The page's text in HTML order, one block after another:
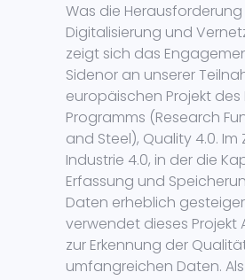
Was die
Digitalisierung und
zeigt sich das
Sidenor an unserer
europäischen Projekt des
Programms (Research
and Steel), Quality 4.0.
Industrie 4.0, in der die
Erfassung und
Daten erheblich
verwendet dieses Projekt
zur Erkennung der
umfangreichen Daten.